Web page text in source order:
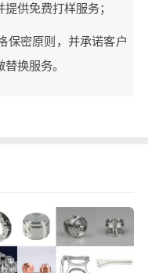
供免费打样服务；
保密原则，并承诺客户
换服务。